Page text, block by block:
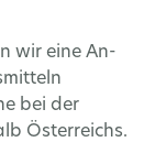
wir eine An-
bei der
Österreichs.